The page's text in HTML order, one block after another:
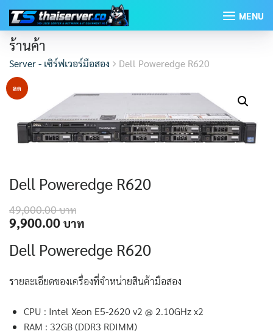
Skip
content
MENU
ร้านค้า
Server - เซิร์ฟเวอร์มือสอง Dell Poweredge R620
ลด
Dell Poweredge R620
49,000.00
Original
was:
9,900.00
is:
Dell Poweredge R620
รายละเอียดของเครื่องที่จำหน่ายสินค้ามือสอง
CPU : Intel Xeon E5-2620 v2 @ 2.10GHz x2
RAM : 32GB (DDR3 RDIMM)